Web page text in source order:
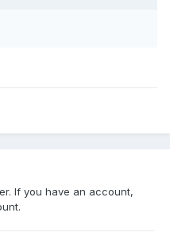
If you have an account,